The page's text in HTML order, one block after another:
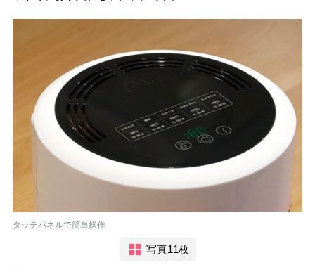
タッチパネルで簡単操作
写真11枚